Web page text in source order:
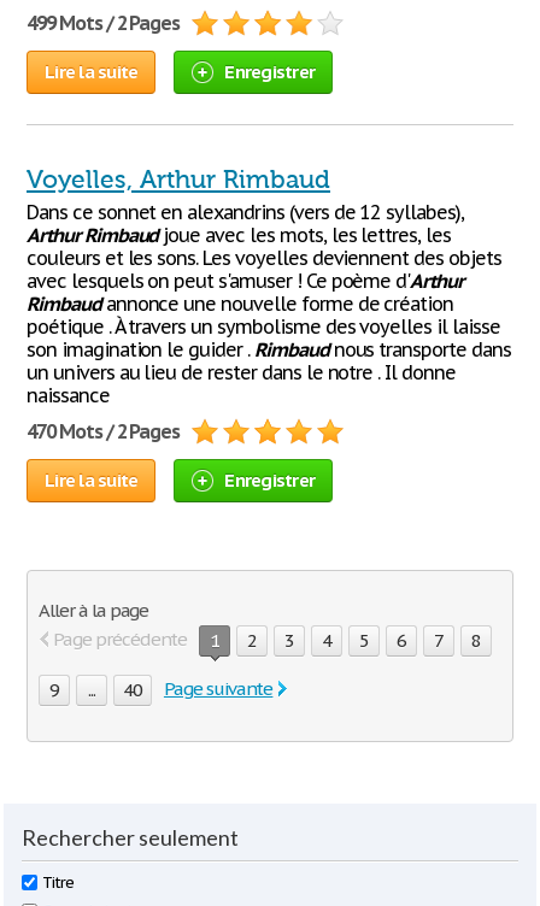
499 Mots / 2 Pages
Lire la suite Enregistrer
Voyelles, Arthur Rimbaud
Dans ce sonnet en alexandrins (vers de 12 syllabes),
ArthurRimbaudjoue avec les mots, les lettres, les
couleurs et les sons. Les voyelles deviennent des objets
avec lesquels on peut s'amuser ! Ce poème d'Arthur
Rimbaudannonce une nouvelle forme de création
poétique . À travers un symbolisme des voyelles il laisse
son imagination le guider . Rimbaudnous transporte dans
un univers au lieu de rester dans le notre . Il donne
naissance
470 Mots / 2 Pages
Lire la suite Enregistrer
Aller à la page
Page précédente
1 2 3 4 5 6 7 8
9 ... 40 Page suivante
Rechercher seulement
Titre